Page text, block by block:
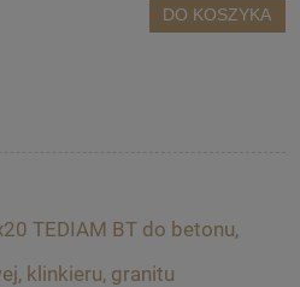
DO KOSZYKA
TEDIAM BT do betonu,
klinkieru, granitu